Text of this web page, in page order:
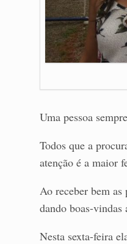
Uma pessoa
Todos que a
atenção é a maior
Ao receber bem
dando boas-vindas
Nesta sexta-feira